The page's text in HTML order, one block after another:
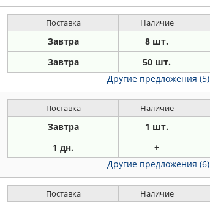
Поставка Наличие
Завтра 8 шт.
Завтра 50 шт.
Другие предложения (5)
Поставка Наличие
Завтра 1 шт.
1 дн. +
Другие предложения (6)
Поставка Наличие